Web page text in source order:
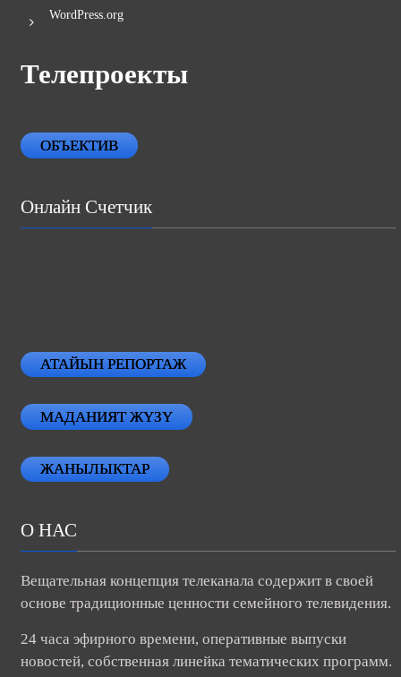
WordPress.org
Телепроекты
ОБЪЕКТИВ
Онлайн Счетчик
АТАЙЫН РЕПОРТАЖ
МАДАНИЯТ ЖҮЗҮ
ЖАНЫЛЫКТАР
О НАС
Вещательная концепция телеканала содержит в своей
основе традиционные ценности семейного телевидения.
24 часа эфирного времени, оперативные выпуски
новостей, собственная линейка тематических программ.